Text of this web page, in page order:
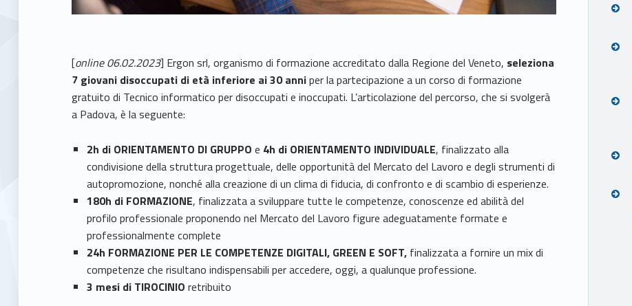
[online 06.02.2023] Ergon srl, organismo di formazione accreditato dalla Regione del Veneto, seleziona
7 giovani disoccupati di età inferiore ai 30 anniper la partecipazione a un corso di formazione
gratuito di Tecnico informatico per disoccupati e inoccupati. L’articolazione del percorso, che si svolgerà
a Padova, è la seguente:
2h di ORIENTAMENTO DI GRUPPOe 4h di ORIENTAMENTO INDIVIDUALE, finalizzato alla
condivisione della struttura progettuale, delle opportunità del Mercato del Lavoro e degli strumenti di
autopromozione, nonché alla creazione di un clima di fiducia, di confronto e di scambio di esperienze.
180h di FORMAZIONE, finalizzata a sviluppare tutte le competenze, conoscenze ed abilità del
profilo professionale proponendo nel Mercato del Lavoro figure adeguatamente formate e
professionalmente complete
24h FORMAZIONE PER LE COMPETENZE DIGITALI, GREEN E SOFT, finalizzata a fornire un mix di
competenze che risultano indispensabili per accedere, oggi, a qualunque professione.
3 mesi di TIROCINIOretribuito